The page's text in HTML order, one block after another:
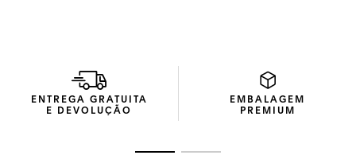
ENTREGA GRATUITA
E DEVOLUÇÃO
EMBALAGEM
PREMIUM